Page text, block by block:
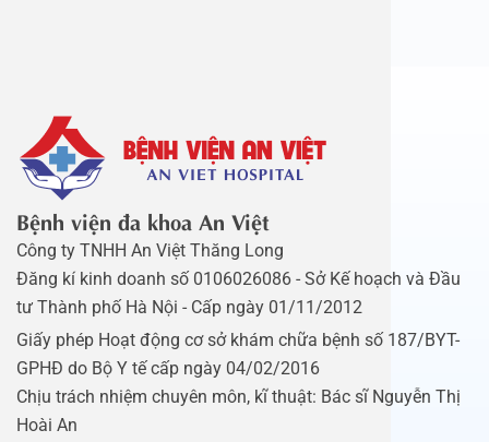
Bệnh viện đa khoa An Việt
Công ty TNHH An Việt Thăng Long
Đăng kí kinh doanh số 0106026086 - Sở Kế hoạch và Đầu
tư Thành phố Hà Nội - Cấp ngày 01/11/2012
Giấy phép Hoạt động cơ sở khám chữa bệnh số 187/BYT-
GPHĐ do Bộ Y tế cấp ngày 04/02/2016
Chịu trách nhiệm chuyên môn, kĩ thuật: Bác sĩ Nguyễn Thị
Hoài An